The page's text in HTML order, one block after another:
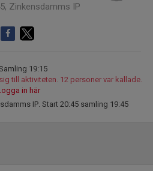
Zinkensdamms IP
19:15
till aktiviteten. 12 personer var kallade.
in här
IP. Start 20:45 samling 19:45